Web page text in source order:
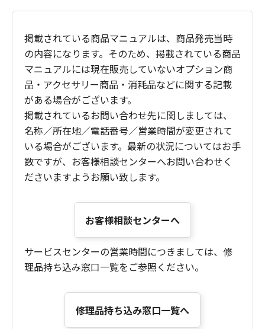
掲載されている商品マニュアルは、商品発売当時
の内容になります。そのため、掲載されている商品
マニュアルには現在販売していないオプション商
品・アクセサリー商品・消耗品などに関する記載
がある場合がございます。
掲載されているお問い合わせ先に関しましては、
名称／所在地／電話番号／営業時間が変更されて
いる場合がございます。最新の状況についてはお手
数ですが、お客様相談センターへお問い合わせく
ださいますようお願い致します。
お客様相談センターへ
サービスセンターの営業時間につきましては、修
理品持ち込み窓口一覧をご参照ください。
修理品持ち込み窓口一覧へ